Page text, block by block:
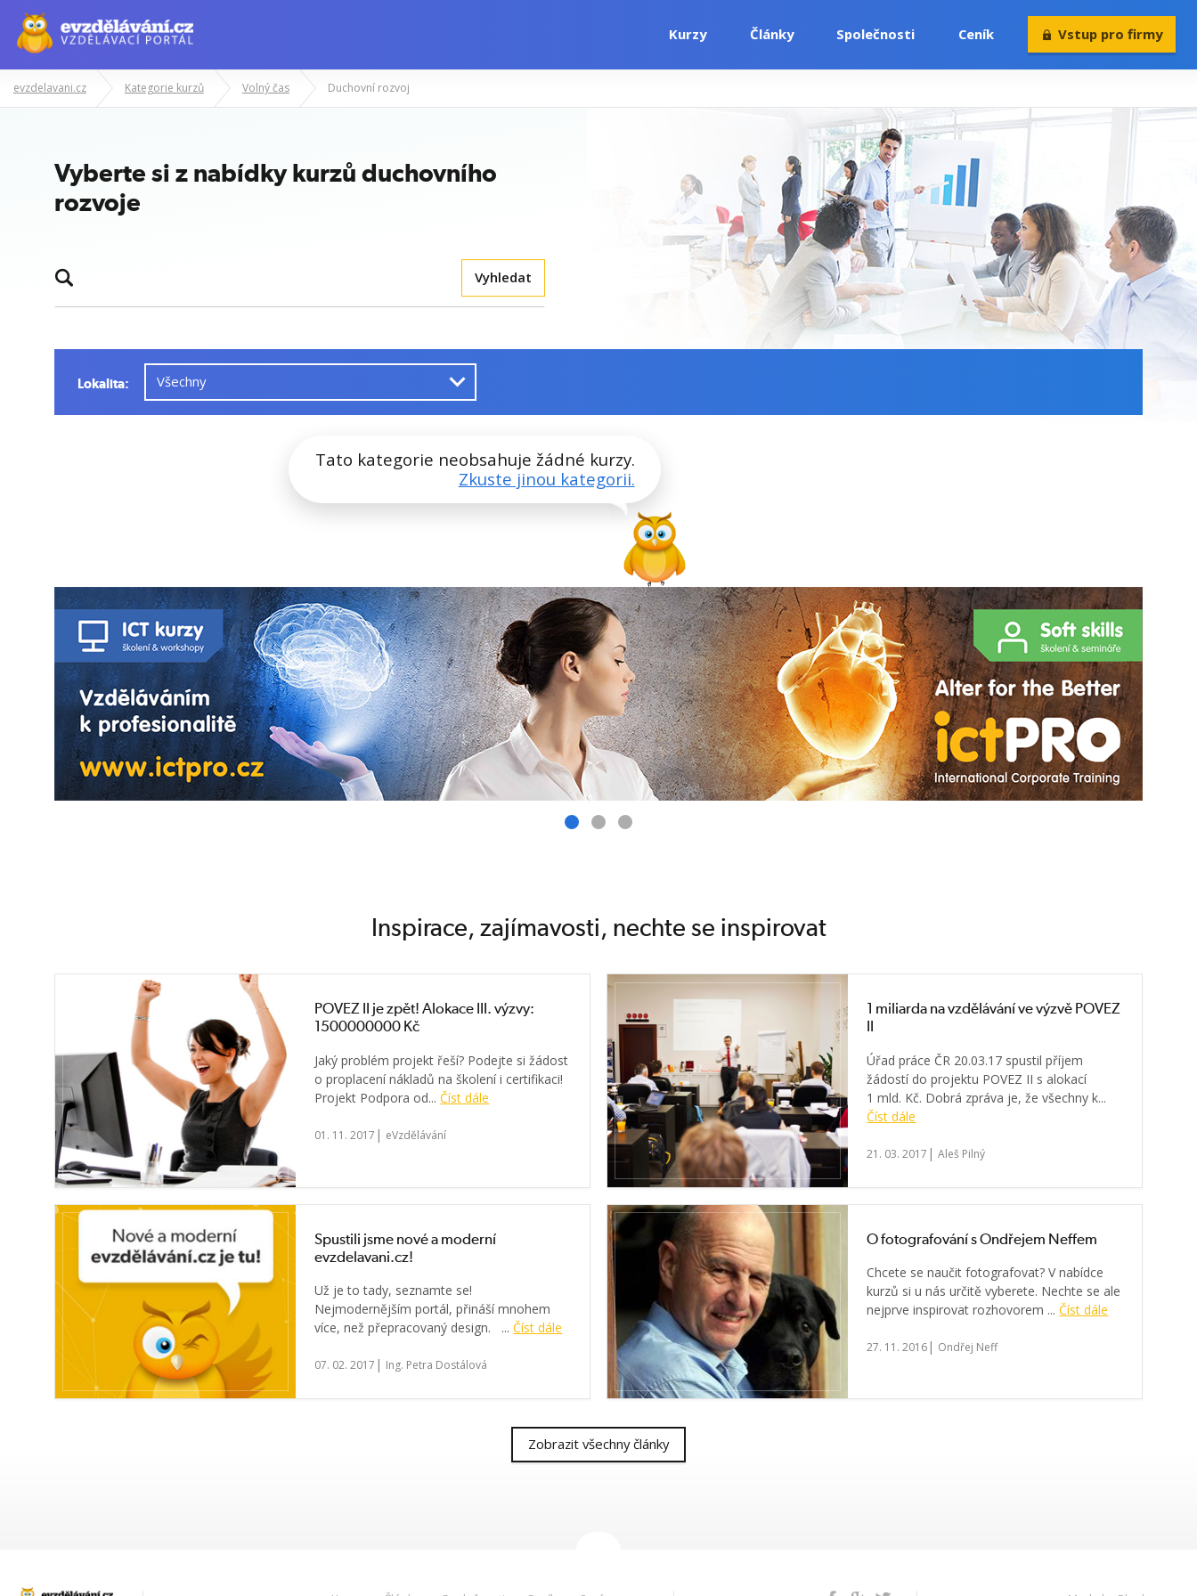
Kurzy Články Společnosti Ceník Vstup pro firmy
evzdelavani.cz Kategorie kurzů Volný čas Duchovní rozvoj
Vyberte si z nabídky kurzů duchovního
rozvoje
Vyhledat
Lokalita:
Tato kategorie neobsahuje žádné kurzy.
Zkuste jinou kategorii.
Inspirace, zajímavosti, nechte se inspirovat
POVEZ II je zpět! Alokace III. výzvy:
1500000000 Kč
Jaký problém projekt řeší? Podejte si žádost
o proplacení nákladů na školení i certifikaci!
Projekt Podpora od...Číst dále
01. 11. 2017 | eVzdělávání
1 miliarda na vzdělávání ve výzvě POVEZ
II
Úřad práce ČR 20.03.17 spustil příjem
žádostí do projektu POVEZ II s alokací
1 mld. Kč. Dobrá zpráva je, že všechny k...
Číst dále
21. 03. 2017 |Aleš Pilný
Spustili jsme nové a moderní
evzdelavani.cz!
Už je to tady, seznamte se!
Nejmodernějším portál, přináší mnohem
více, než přepracovaný design. ...Číst dále
07. 02. 2017 | Ing. Petra Dostálová
O fotografování s Ondřejem Neffem
Chcete se naučit fotografovat? V nabídce
kurzů si u nás určitě vyberete. Nechte se ale
nejprve inspirovat rozhovorem ...Číst dále
27. 11. 2016 | Ondřej Neff
Zobrazit všechny články